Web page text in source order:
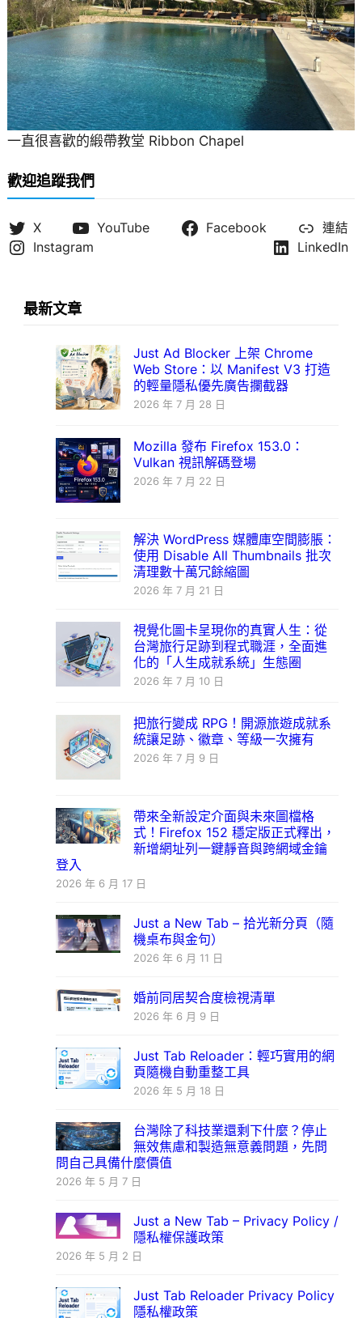
一直很喜歡的緞帶教堂 Ribbon Chapel
歡迎追蹤我們
X YouTube Facebook
連結
Instagram
LinkedIn
最新文章
Just Ad Blocker 上架 Chrome
Web Store：以 Manifest V3 打造
的輕量隱私優先廣告攔截器
2026 年 7 月 28 日
Mozilla 發布 Firefox 153.0：
Vulkan 視訊解碼登場
2026 年 7 月 22 日
解決 WordPress 媒體庫空間膨脹：
使用 Disable All Thumbnails 批次
清理數十萬冗餘縮圖
2026 年 7 月 21 日
視覺化圖卡呈現你的真實人生：從
台灣旅行足跡到程式職涯，全面進
化的「人生成就系統」生態圈
2026 年 7 月 10 日
把旅行變成 RPG！開源旅遊成就系
統讓足跡、徽章、等級一次擁有
2026 年 7 月 9 日
帶來全新設定介面與未來圖檔格
式！Firefox 152 穩定版正式釋出，
新增網址列一鍵靜音與跨網域金鑰
登入
2026 年 6 月 17 日
Just a New Tab – 拾光新分頁（隨
機桌布與金句）
2026 年 6 月 11 日
婚前同居契合度檢視清單
2026 年 6 月 9 日
Just Tab Reloader：輕巧實用的網
頁隨機自動重整工具
2026 年 5 月 18 日
台灣除了科技業還剩下什麼？停止
無效焦慮和製造無意義問題，先問
問自己具備什麼價值
2026 年 5 月 7 日
Just a New Tab – Privacy Policy /
隱私權保護政策
2026 年 5 月 2 日
Just Tab Reloader Privacy Policy
隱私權政策